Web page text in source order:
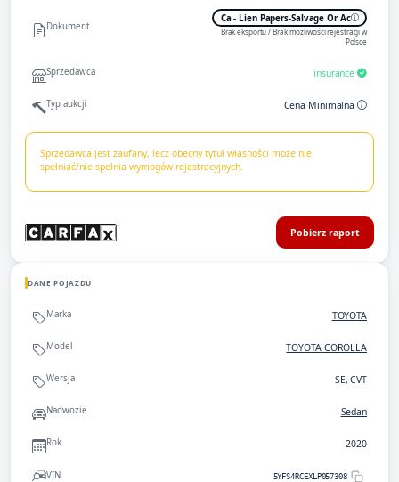
Dokument
Ca - Lien Papers-Salvage Or Ac
Brak eksportu / Brak możliwości rejestracji w
Polsce
Sprzedawca insurance
Typ aukcji Cena Minimalna
Sprzedawca jest zaufany, lecz obecny tytuł własności może nie
spełniać/nie spełnia wymogów rejestracyjnych.
Pobierz raport
DANE POJAZDU
Marka TOYOTA
Model TOYOTA COROLLA
Wersja SE, CVT
Nadwozie Sedan
Rok 2020
VIN 5YFS4RCEXLP057308